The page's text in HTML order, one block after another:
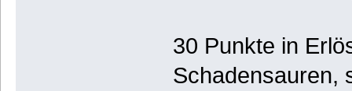
30 Punkte in
Schadensauren,